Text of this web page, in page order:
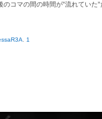
コマの間の時間が”流れていた
. 1